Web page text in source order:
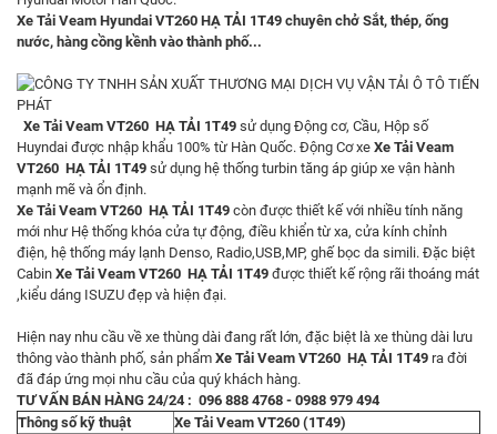
Xe Tải Veam Hyundai VT260 HẠ TẢI 1T49 chuyên chở Sắt, thép, ống
nước, hàng cồng kềnh vào thành phố...
Xe Tải Veam VT260 HẠ TẢI 1T49 sử dụng Động cơ, Cầu, Hộp số
Huyndai được nhập khẩu 100% từ Hàn Quốc. Động Cơ xe Xe Tải Veam
VT260 HẠ TẢI 1T49 sử dụng hệ thống turbin tăng áp giúp xe vận hành
mạnh mẽ và ổn định.
Xe Tải Veam VT260 HẠ TẢI 1T49 còn được thiết kế với nhiều tính năng
mới như Hệ thống khóa cửa tự động, điều khiển từ xa, cửa kính chỉnh
điện, hệ thống máy lạnh Denso, Radio,USB,MP, ghế bọc da simili. Đặc biệt
Cabin Xe Tải Veam VT260 HẠ TẢI 1T49 được thiết kế rộng rãi thoáng mát
,kiểu dáng ISUZU đẹp và hiện đại.
Hiện nay nhu cầu về xe thùng dài đang rất lớn, đặc biệt là xe thùng dài lưu
thông vào thành phố, sản phẩm Xe Tải Veam VT260 HẠ TẢI 1T49 ra đời
đã đáp ứng mọi nhu cầu của quý khách hàng.
TƯ VẤN BÁN HÀNG 24/24 : 096 888 4768 - 0988 979 494
Thông số kỹ thuật
Xe Tải Veam VT260 (1T49)